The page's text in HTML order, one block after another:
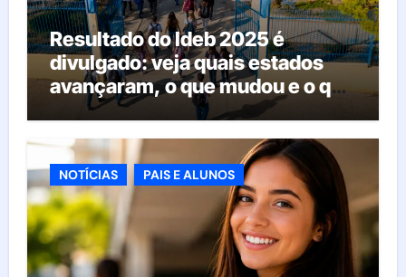
Resultado do Ideb 2025 é
divulgado: veja quais estados
avançaram, o que mudou e o que
esperar da educação brasileira
NOTÍCIAS PAIS E ALUNOS